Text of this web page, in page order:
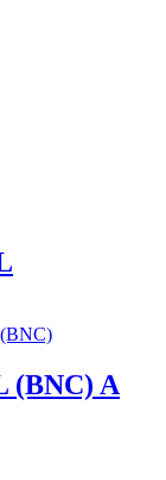
(BNC) A